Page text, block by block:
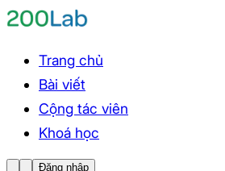
Trang chủ
Bài viết
Cộng tác viên
Khoá học
Đăng nhập